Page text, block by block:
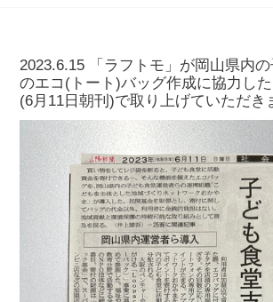
2023.6.15 「ラフトモ」が岡山県内
のエコ(トート)バッグ作成に協力し
(6月11日朝刊)で取り上げていただき